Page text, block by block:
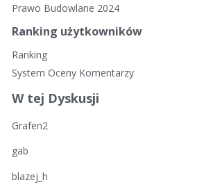
k
Prawo Budowlane 2024
Ranking użytkowników
Ranking
System Oceny Komentarzy
W tej Dyskusji
Grafen2
gab
blazej_h